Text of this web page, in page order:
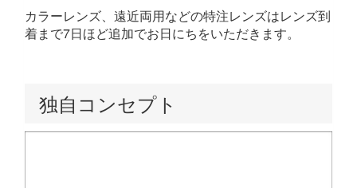
カラーレンズ、遠近両用などの特注レンズはレンズ到
着まで7日ほど追加でお日にちをいただきます。
独自コンセプト